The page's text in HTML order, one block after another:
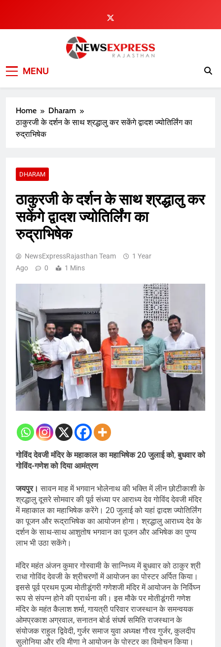
content
MENU
Home
Dharam
ठाकुरजी के दर्शन के साथ श्रद्धालु कर सकेंगे द्वादश ज्योतिर्लिंग का
रुद्राभिषेक
DHARAM
ठाकुरजी के दर्शन के साथ श्रद्धालु कर
सकेंगे द्वादश ज्योतिर्लिंग का
रुद्राभिषेक
NewsExpressRajasthan Team
1 Year
Ago
0 1 Mins
गोविंद देवजी मंदिर के महाकाल का महाभिषेक 20 जुलाई को,बुधवार को
गोविंद-गणेश को दिया आमंत्रण
जयपुर।सावन माह में भगवान भोलेनाथ की भक्ति में लीन छोटीकाशी के
श्रद्धालु दूसरे सोमवार की पूर्व संध्या पर आराध्य देव गोविंद देवजी मंदिर
में महाकाल का महाभिषेक करेंगे। 20 जुलाई को यहां द्वादश ज्योतिर्लिंग
का पूजन और रूद्राभिषेक का आयोजन होगा। श्रद्धालु आराध्य देव के
दर्शन के साथ-साथ आशुतोष भगवान का पूजन और अभिषेक का पुण्य
लाभ भी उठा सकेंगे।
मंदिर महंत अंजन कुमार गोस्वामी के सान्निध्य में बुधवार को ठाकुर श्री
राधा गोविंद देवजी के श्रीचरणों में आयोजन का पोस्टर अर्पित किया।
इससे पूर्व प्रथम पूज्य मोतीडूंगरी गणेशजी मंदिर में आयोजन के निर्विघ्न
रूप से संपन्न होने की प्रार्थना की। इस मौके पर मोतीडूंगरी गणेश
मंदिर के महंत कैलाश शर्मा, गायत्री परिवार राजस्थान के समन्वयक
ओमप्रकाश अग्रवाल, सनातन बोर्ड संघर्ष समिति राजस्थान के
संयोजक राहुल द्विवेदी, गुर्जर समाज युवा अध्यक्ष गौरव गुर्जर, कुलदीप
सुलोनिया और रवि मीणा ने आयोजन के पोस्टर का विमोचन किया।